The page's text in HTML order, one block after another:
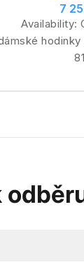
7
Availability:
hodinky